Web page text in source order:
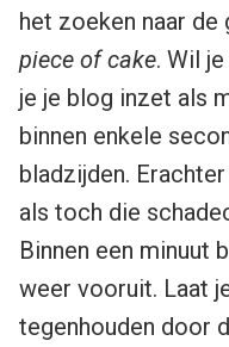
het zoeken naar
piece of cake. Wil
je je blog inzet als
binnen enkele
bladzijden.
als toch die
Binnen een minuut
weer vooruit. Laat
tegenhouden door